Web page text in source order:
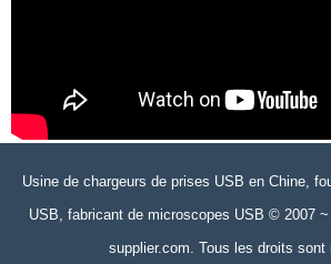
Usine de chargeurs de prises USB en Chine,
USB, fabricant de microscopes USB © 2007
supplier.com. Tous les droits sont